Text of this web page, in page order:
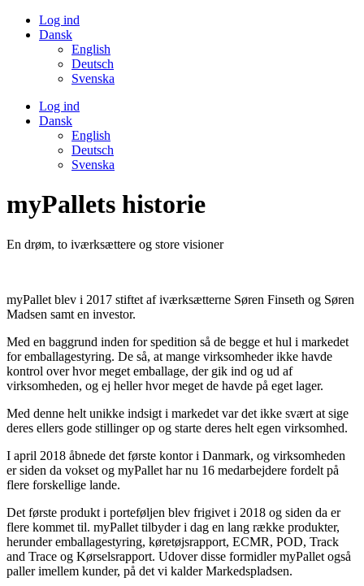
Log ind
Dansk
English
Deutsch
Svenska
Log ind
Dansk
English
Deutsch
Svenska
myPallets historie
En drøm, to iværksættere og store visioner
myPallet blev i 2017 stiftet af iværksætterne Søren Finseth og Søren
Madsen samt en investor.
Med en baggrund inden for spedition så de begge et hul i markedet
for emballagestyring. De så, at mange virksomheder ikke havde
kontrol over hvor meget emballage, der gik ind og ud af
virksomheden, og ej heller hvor meget de havde på eget lager.
Med denne helt unikke indsigt i markedet var det ikke svært at sige
deres ellers gode stillinger op og starte deres helt egen virksomhed.
I april 2018 åbnede det første kontor i Danmark, og virksomheden
er siden da vokset og myPallet har nu 16 medarbejdere fordelt på
flere forskellige lande.
Det første produkt i porteføljen blev frigivet i 2018 og siden da er
flere kommet til. myPallet tilbyder i dag en lang række produkter,
herunder emballagestyring, køretøjsrapport, ECMR, POD, Track
and Trace og Kørselsrapport. Udover disse formidler myPallet også
paller imellem kunder, på det vi kalder Markedspladsen.